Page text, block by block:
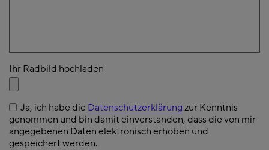
Ihr Radbild hochladen
Ja, ich habe die Datenschutzerklärung zur Kenntnis
genommen und bin damit einverstanden, dass die von mir
angegebenen Daten elektronisch erhoben und
gespeichert werden.